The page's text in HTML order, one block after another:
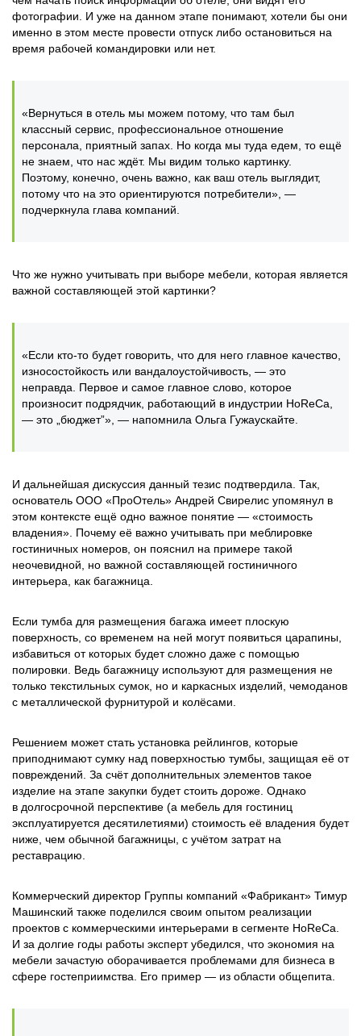
фотографии. И уже на данном этапе понимают, хотели бы они
именно в этом месте провести отпуск либо остановиться на
время рабочей командировки или нет.
«Вернуться в отель мы можем потому, что там был
классный сервис, профессиональное отношение
персонала, приятный запах. Но когда мы туда едем, то ещё
не знаем, что нас ждёт. Мы видим только картинку.
Поэтому, конечно, очень важно, как ваш отель выглядит,
потому что на это ориентируются потребители», —
подчеркнула глава компаний.
Что же нужно учитывать при выборе мебели, которая является
важной составляющей этой картинки?
«Если кто-то будет говорить, что для него главное качество,
износостойкость или вандалоустойчивость, — это
неправда. Первое и самое главное слово, которое
произносит подрядчик, работающий в индустрии HoReCa,
— это „бюджет”», — напомнила Ольга Гужаускайте.
И дальнейшая дискуссия данный тезис подтвердила. Так,
основатель ООО «ПроОтель» Андрей Свирелис упомянул в
этом контексте ещё одно важное понятие — «стоимость
владения». Почему её важно учитывать при меблировке
гостиничных номеров, он пояснил на примере такой
неочевидной, но важной составляющей гостиничного
интерьера, как багажница.
Если тумба для размещения багажа имеет плоскую
поверхность, со временем на ней могут появиться царапины,
избавиться от которых будет сложно даже с помощью
полировки. Ведь багажницу используют для размещения не
только текстильных сумок, но и каркасных изделий, чемоданов
с металлической фурнитурой и колёсами.
Решением может стать установка рейлингов, которые
приподнимают сумку над поверхностью тумбы, защищая её от
повреждений. За счёт дополнительных элементов такое
изделие на этапе закупки будет стоить дороже. Однако
в долгосрочной перспективе (а мебель для гостиниц
эксплуатируется десятилетиями) стоимость её владения будет
ниже, чем обычной багажницы, с учётом затрат на
реставрацию.
Коммерческий директор Группы компаний «Фабрикант» Тимур
Машинский также поделился своим опытом реализации
проектов с коммерческими интерьерами в сегменте HoReCa.
И за долгие годы работы эксперт убедился, что экономия на
мебели зачастую оборачивается проблемами для бизнеса в
сфере гостеприимства. Его пример — из области общепита.